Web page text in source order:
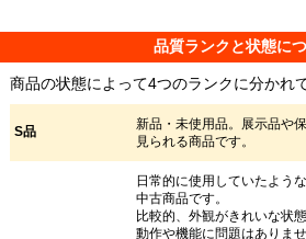
品質ランクと状態に
商品の状態によって4つのランクに分かれ
S品
新品・未使用品。展示品や
見られる商品です。
日常的に使用していたよう
中古商品です。
比較的、外観がきれいな状
動作や機能に問題はありませ